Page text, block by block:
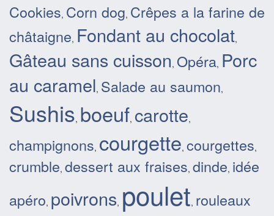
Cookies, Corn dog, Crêpes a la farine de
châtaigne, Fondant au chocolat,
Gâteau sans cuisson, Opéra, Porc
au caramel, Salade au saumon,
Sushis, boeuf, carotte,
champignons, courgette, courgettes,
crumble, dessert aux fraises, dinde, idée
apéro, poivrons, poulet, rouleaux